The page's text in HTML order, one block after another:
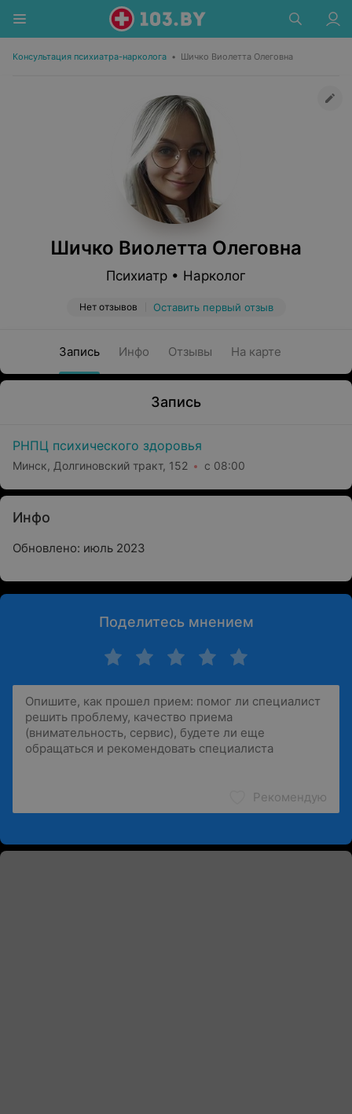
Консультация психиатра-нарколога • Шичко Виолетта Олеговна
Шичко Виолетта Олеговна
Психиатр • Нарколог
Нет отзывов Оставить первый отзыв
Запись Инфо Отзывы На карте
Запись
РНПЦ психического здоровья
Минск, Долгиновский тракт, 152 с 08:00
Инфо
Обновлено: июль 2023
Поделитесь мнением
Рекомендую